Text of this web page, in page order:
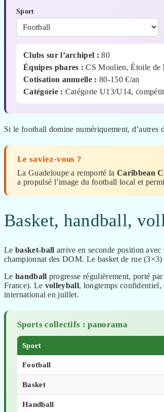
Sport
Clubs sur l’archipel : 80
Équipes phares : CS Moulien, Étoile de
Cotisation annuelle : 80-150 €/an
Catégorie : Catégorie U13/U14,
Si le football domine numériquement, d’autres
Le saviez-vous ?
La Guadeloupe a remporté la Caribbean
a propulsé l’image du football local et
Basket, handball,
Le basket-ball arrive en seconde position
championnat des DOM. Le basket de rue
Le handball progresse régulièrement, porté
France). Le volleyball, longtemps
international en juillet.
Sports collectifs : panorama
Sport
Football
Basket
Handball